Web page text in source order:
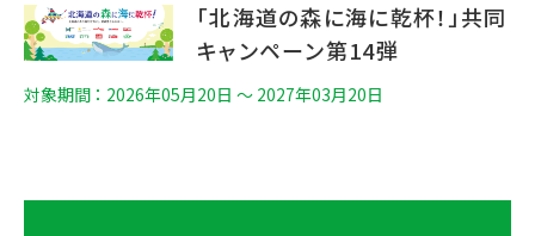
「北海道の森に海に乾杯！」共同
キャンペーン第14弾
対象期間 ： 2026年05月20日 〜 2027年03月20日